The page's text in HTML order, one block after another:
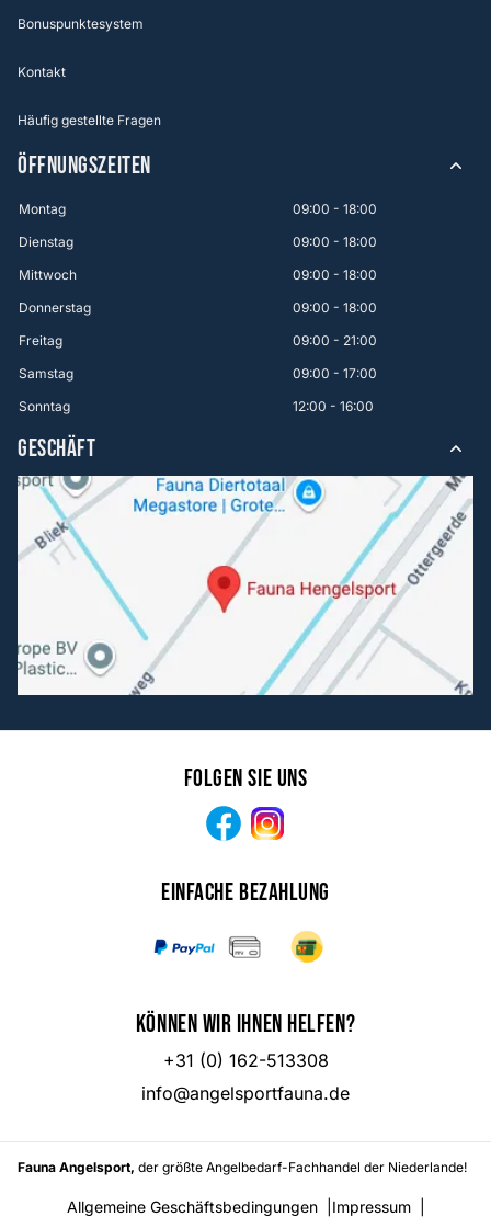
Bonuspunktesystem
Kontakt
Häufig gestellte Fragen
ÖFFNUNGSZEITEN
Montag
09:00 - 18:00
Dienstag
09:00 - 18:00
Mittwoch
09:00 - 18:00
Donnerstag
09:00 - 18:00
Freitag
09:00 - 21:00
Samstag
09:00 - 17:00
Sonntag
12:00 - 16:00
GESCHÄFT
Folgen Sie uns
Facebook
Einfache Bezahlung
Können wir Ihnen helfen?
+31 (0) 162-513308
info@angelsportfauna.de
Fauna Angelsport, der größte Angelbedarf-Fachhandel der Niederlande!
Allgemeine Geschäftsbedingungen Impressum